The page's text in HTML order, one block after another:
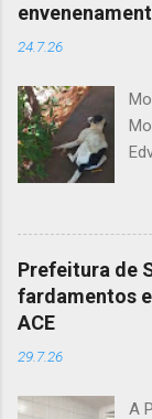
24.7.26
e
Prefeitura de
fardamentos
ACE
29.7.26
A